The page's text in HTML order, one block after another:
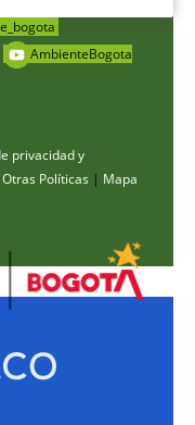
AmbienteBogota
privacidad y
Otras Políticas | Mapa